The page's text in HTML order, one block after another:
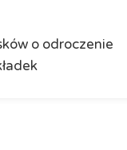
o odroczenie